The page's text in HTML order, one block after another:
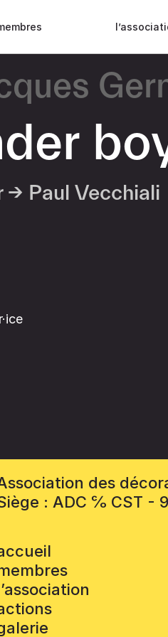
→ Paul Vecchiali
des
: ADC ℅ CST -